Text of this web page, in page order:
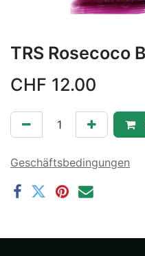
TRS Rosecoco
CHF 12.00
Geschäftsbedingungen